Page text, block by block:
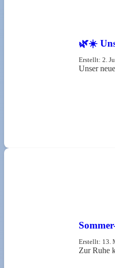
🌿☀️
Erstellt:2.
Unser
Erstellt: 13.
Zur Ruhe